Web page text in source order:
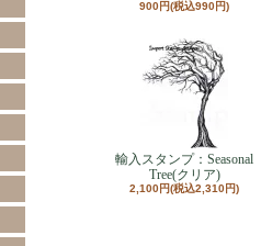
900円(税込990円)
輸入スタンプ：Seasonal
Tree(クリア)
2,100円(税込2,310円)